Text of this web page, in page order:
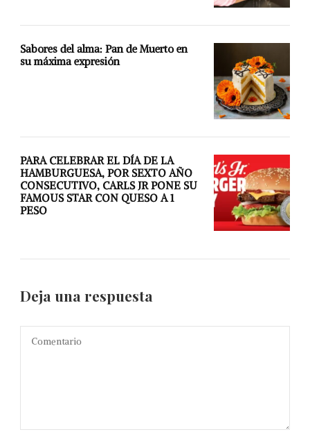
Sabores del alma: Pan de Muerto en
su máxima expresión
PARA CELEBRAR EL DÍA DE LA
HAMBURGUESA, POR SEXTO AÑO
CONSECUTIVO, CARLS JR PONE SU
FAMOUS STAR CON QUESO A 1
PESO
Deja una respuesta